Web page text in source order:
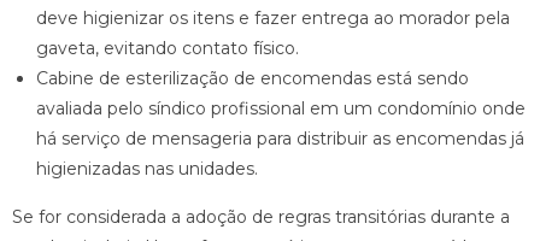
deve higienizar os itens e fazer entrega ao morador pela
gaveta, evitando contato físico.
Cabine de esterilização de encomendas está sendo
avaliada pelo síndico profissional em um condomínio onde
há serviço de mensageria para distribuir as encomendas já
higienizadas nas unidades.
Se for considerada a adoção de regras transitórias durante a